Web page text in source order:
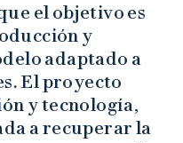
el objetivo es
y
adaptado a
El proyecto
y tecnología,
a recuperar la